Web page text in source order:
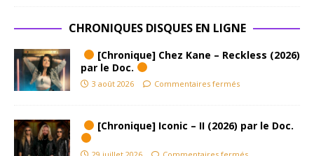
CHRONIQUES DISQUES EN LIGNE
[Chronique] Chez Kane – Reckless (2026)
par le Doc.
3 août 2026 Commentaires fermés
[Chronique] Iconic – II (2026) par le Doc.